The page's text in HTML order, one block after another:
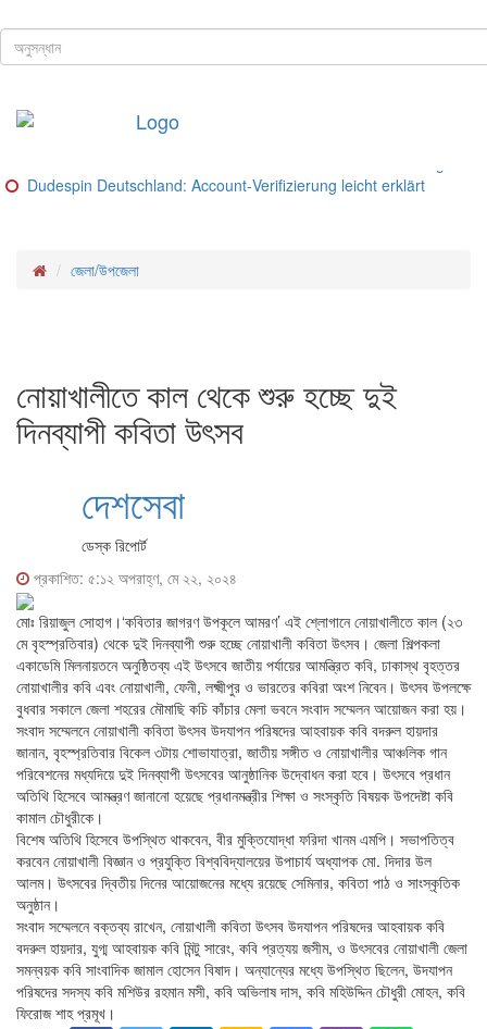
শিরোনাম
Glorion Casino – Schritte und Methoden für deutsche Spieler
Dudespin Deutschland: Account‑Verifizierung leicht erklärt
জেলা/উপজেলা
নোয়াখালীতে কাল থেকে শুরু হচ্ছে দুই
দিনব্যাপী কবিতা উৎসব
দেশসেবা
ডেস্ক রিপোর্ট
প্রকাশিত: ৫:১২ অপরাহ্ণ, মে ২২, ২০২৪
মোঃ রিয়াজুল সোহাগ।‘কবিতার জাগরণ উপকূলে আমরণ’ এই শ্লোগানে নোয়াখালীতে কাল (২৩
মে বৃহস্প্রতিবার) থেকে দুই দিনব্যাপী শুরু হচ্ছে নোয়াখালী কবিতা উৎসব। জেলা শিল্পকলা
একাডেমি মিলনায়তনে অনুষ্ঠিতব্য এই উৎসবে জাতীয় পর্যায়ের আমন্ত্রিত কবি, ঢাকাস্থ বৃহত্তর
নোয়াখালীর কবি এবং নোয়াখালী, ফেনী, লক্ষ্মীপুর ও ভারতের কবিরা অংশ নিবেন। উৎসব উপলক্ষে
বুধবার সকালে জেলা শহরের মৌমাছি কচি কাঁচার মেলা ভবনে সংবাদ সম্মেলন আয়োজন করা হয়।
সংবাদ সম্মেলনে নোয়াখালী কবিতা উৎসব উদযাপন পরিষদের আহবায়ক কবি বদরুল হায়দার
জানান, বৃহস্প্রতিবার বিকেল ৩টায় শোভাযাত্রা, জাতীয় সঙ্গীত ও নোয়াখালীর আঞ্চলিক গান
পরিবেশনের মধ্যদিয়ে দুই দিনব্যাপী উৎসবের আনুষ্ঠানিক উদ্বোধন করা হবে। উৎসবে প্রধান
অতিথি হিসেবে আমন্ত্রণ জানানো হয়েছে প্রধানমন্ত্রীর শিক্ষা ও সংস্কৃতি বিষয়ক উপদেষ্টা কবি
কামাল চৌধুরীকে।
বিশেষ অতিথি হিসেবে উপস্থিত থাকবেন, বীর মুক্তিযোদ্ধা ফরিদা খানম এমপি। সভাপতিত্ব
করবেন নোয়াখালী বিজ্ঞান ও প্রযুক্তি বিশ্ববিদ্যালয়ের উপাচার্য অধ্যাপক মো. দিদার উল
আলম। উৎসবের দ্বিতীয় দিনের আয়োজনের মধ্যে রয়েছে সেমিনার, কবিতা পাঠ ও সাংস্কৃতিক
অনুষ্ঠান।
সংবাদ সম্মেলনে বক্তব্য রাখেন, নোয়াখালী কবিতা উৎসব উদযাপন পরিষদের আহবায়ক কবি
বদরুল হায়দার, যুগ্ম আহবায়ক কবি মিন্টু সারেং, কবি প্রত্যয় জসীম, ও উৎসবের নোয়াখালী জেলা
সমন্বয়ক কবি সাংবাদিক জামাল হোসেন বিষাদ। অন্যান্যের মধ্যে উপস্থিত ছিলেন, উদযাপন
পরিষদের সদস্য কবি মশিউর রহমান মসী, কবি অভিলাষ দাস, কবি মহিউদ্দিন চৌধুরী মোহন, কবি
ফিরোজ শাহ প্রমূখ।